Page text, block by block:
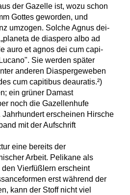
der Gazelle ist, wozu schon
Gottes geworden, und
umzogen. Solche Agnus dei-
de diaspero albo ad
auro et agnos dei cum capi-
Sie werden später
anderen Diaspergeweben
cum capitibus deauratis.²)
ein grüner Damast
noch die Gazellenhufe
erscheinen Hirsche
mit der Aufschrift
eine bereits der
Arbeit. Pelikane als
Vierfüßlern erscheint
erst während der
kann der Stoff nicht viel